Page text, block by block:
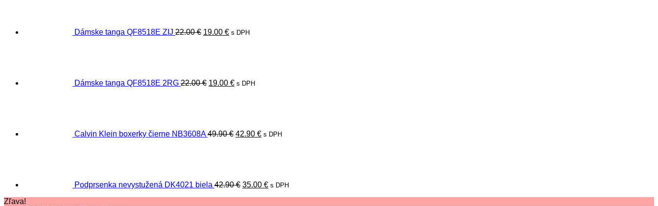
Dámske tanga QF8518E ZIJ 22.00€ 19.00 € s DPH
Dámske tanga QF8518E 2RG 22.00€ 19.00 € s DPH
Calvin Klein boxerky čierne NB3608A 49.90€ 42.90 € s DPH
Podprsenka nevystužená DK4021 biela 42.90€ 35.00 € s DPH
Zľava!